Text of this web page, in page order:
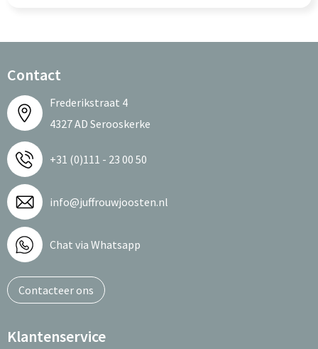
Contact
Frederikstraat 4
4327 AD Serooskerke
+31 (0)111 - 23 00 50
info@juffrouwjoosten.nl
Chat via Whatsapp
Contacteer ons
Klantenservice